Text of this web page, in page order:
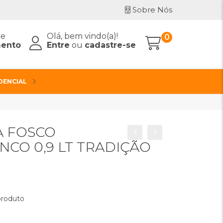
Sobre Nós
Olá, bem vindo(a)!
Entre ou cadastre-se
0
FOSCO
0,9 LT TRADIÇÃO